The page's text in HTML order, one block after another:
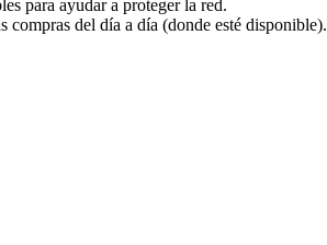
para ayudar a proteger la red.
del día a día (donde esté disponible).